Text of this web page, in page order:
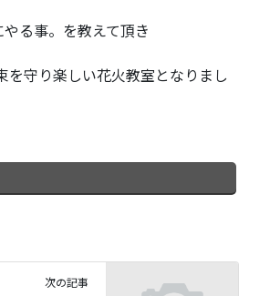
る事。を教えて頂き
守り楽しい花火教室となりまし
次の記事